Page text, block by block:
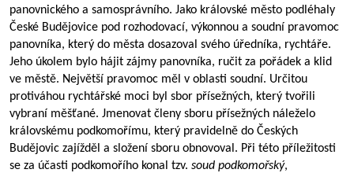
panovnického a samosprávního. Jako královské město podléhaly
České Budějovice pod rozhodovací, výkonnou a soudní pravomoc
panovníka, který do města dosazoval svého úředníka, rychtáře.
Jeho úkolem bylo hájit zájmy panovníka, ručit za pořádek a klid
ve městě. Největší pravomoc měl v oblasti soudní. Určitou
protiváhou rychtářské moci byl sbor přísežných, který tvořili
vybraní měšťané. Jmenovat členy sboru přísežných náleželo
královskému podkomořímu, který pravidelně do Českých
Budějovic zajížděl a složení sboru obnovoval. Při této příležitosti
se za účasti podkomořího konal tzv. soud podkomořský,